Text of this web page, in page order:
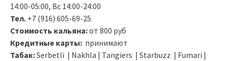
14:00-05:00, Вс 14:00-24:00
Тел. +7 (916) 605-69-25
Стоимость кальяна:от 800 руб
Кредитные карты: принимают
Табак:Serbetli | Nakhla | Tangiers | Starbuzz | Fumari |